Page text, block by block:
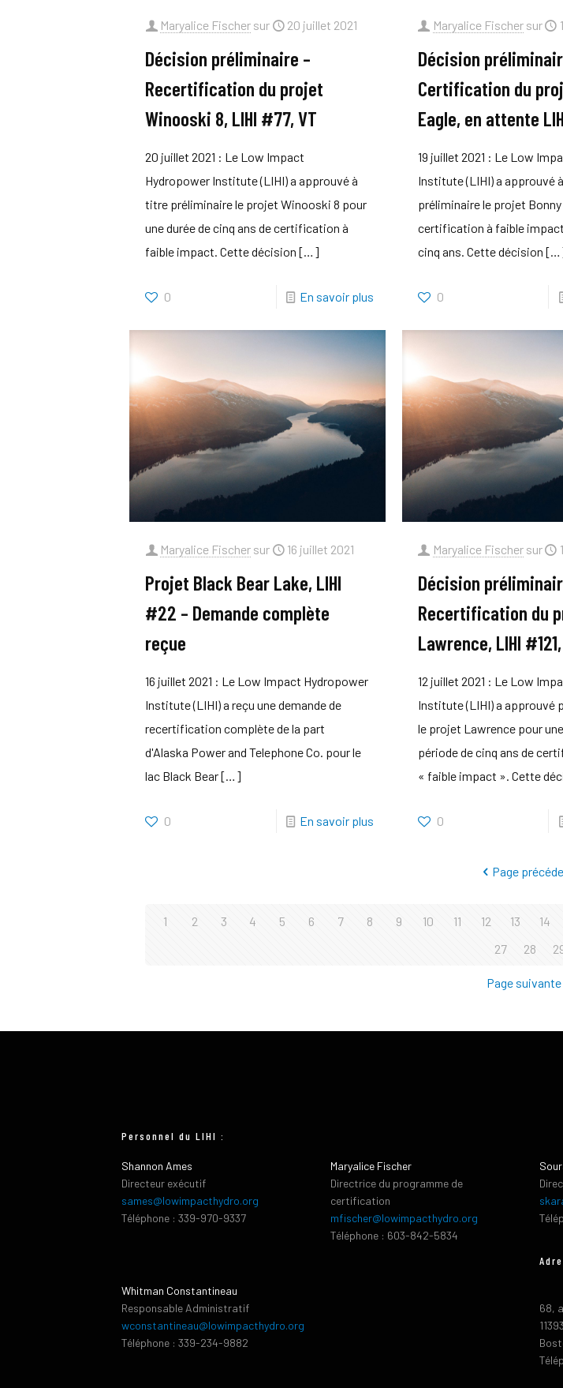
Maryalice Fischer sur 20 juillet 2021
Décision préliminaire –
Recertification du projet
Winooski 8, LIHI #77, VT
20 juillet 2021 : Le Low Impact
Hydropower Institute (LIHI) a approuvé à
titre préliminaire le projet Winooski 8 pour
une durée de cinq ans de certification à
faible impact. Cette décision […]
0 En savoir plus
Maryalice Fischer sur
Décision
Certification du
Eagle, en attente
19 juillet 2021 : Le Low
Institute (LIHI) a approuvé
préliminaire le projet
certification à faible impact
cinq ans. Cette décision
0
Maryalice Fischer sur 16 juillet 2021
Projet Black Bear Lake, LIHI
#22 – Demande complète
reçue
16 juillet 2021 : Le Low Impact Hydropower
Institute (LIHI) a reçu une demande de
recertification complète de la part
d'Alaska Power and Telephone Co. pour le
lac Black Bear[…]
0 En savoir plus
Maryalice Fischer sur
Décision
Recertification du
Lawrence, LIHI #121,
12 juillet 2021 : Le Low
Institute (LIHI) a approuvé
le projet Lawrence pour
période de cinq ans de
« faible impact ». Cette
0
Page
1 2 3 4 5 6 7 8 9 10 11 12 13 14
27
28
Page suivante
Personnel du LIHI :
Shannon Ames
Directeur exécutif
sames@lowimpacthydro.org
Téléphone : 339-970-9337
Whitman Constantineau
Responsable Administratif
wconstantineau@lowimpacthydro.org
Téléphone : 339-234-9882
Maryalice Fischer
Directrice du programme de
certification
mfischer@lowimpacthydro.org
Téléphone : 603-842-5834
68,